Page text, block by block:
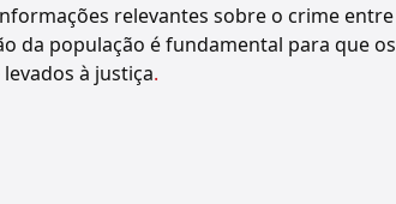
relevantes sobre o crime entre
da população é fundamental para que os
à justiça.